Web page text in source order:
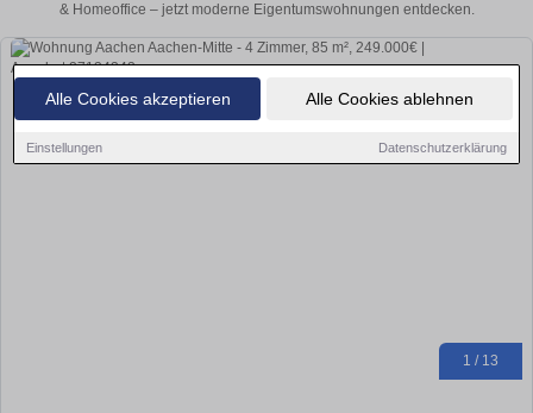
Alle Cookies akzeptieren Alle Cookies ablehnen
Einstellungen Datenschutzerklärung
& Homeoffice – jetzt moderne Eigentumswohnungen entdecken.
1 / 13